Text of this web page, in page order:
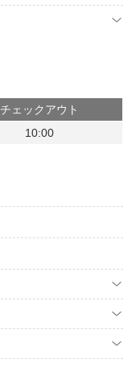
チェックアウト
10:00